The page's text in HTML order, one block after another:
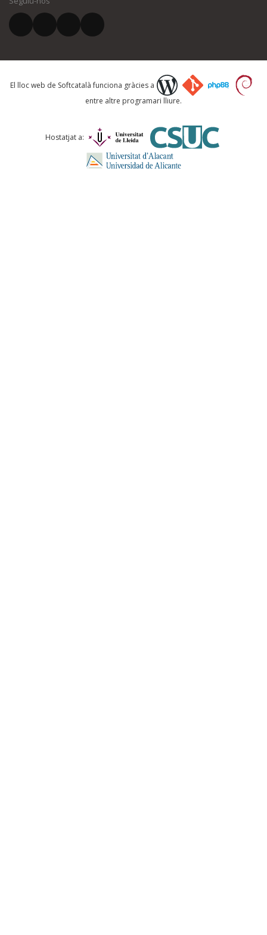
El vostre correu electrònic *
Què proposeu?
Comentari *
El lloc web de Softcatalà funciona gràcies a
entre altre programari lliure.
Hostatjat a: